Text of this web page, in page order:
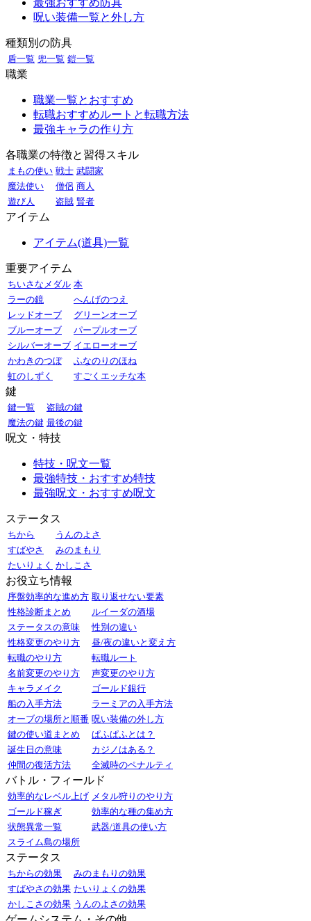
最強おすすめ防具
呪い装備一覧と外し方
種類別の防具
盾一覧 兜一覧 鎧一覧
職業
職業一覧とおすすめ
転職おすすめルートと転職方法
最強キャラの作り方
各職業の特徴と習得スキル
まもの使い 戦士 武闘家
魔法使い
僧侶 商人
遊び人
盗賊 賢者
アイテム
アイテム(道具)一覧
重要アイテム
ちいさなメダル 本
ラーの鏡
へんげのつえ
レッドオーブ
グリーンオーブ
ブルーオーブ
パープルオーブ
シルバーオーブ イエローオーブ
かわきのつぼ
ふなのりのほね
虹のしずく
すごくエッチな本
鍵
鍵一覧
盗賊の鍵
魔法の鍵 最後の鍵
呪文・特技
特技・呪文一覧
最強特技・おすすめ特技
最強呪文・おすすめ呪文
ステータス
ちから
うんのよさ
すばやさ
みのまもり
たいりょく かしこさ
お役立ち情報
序盤効率的な進め方 取り返せない要素
性格診断まとめ
ルイーダの酒場
ステータスの意味
性別の違い
性格変更のやり方
昼/夜の違いと変え方
転職のやり方
転職ルート
名前変更のやり方
声変更のやり方
キャラメイク
ゴールド銀行
船の入手方法
ラーミアの入手方法
オーブの場所と順番 呪い装備の外し方
鍵の使い道まとめ
ぱふぱふとは？
誕生日の意味
カジノはある？
仲間の復活方法
全滅時のペナルティ
バトル・フィールド
効率的なレベル上げ メタル狩りのやり方
ゴールド稼ぎ
効率的な種の集め方
状態異常一覧
武器/道具の使い方
スライム島の場所
ステータス
ちからの効果
みのまもりの効果
すばやさの効果 たいりょくの効果
かしこさの効果 うんのよさの効果